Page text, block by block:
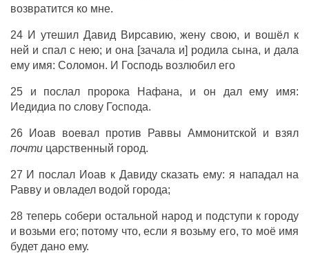
возвратится ко мне.
24 И утешил Давид Вирсавию, жену свою, и вошёл к
ней и спал с нею; и она [зачала и] родила сына, и дала
ему имя: Соломон. И Господь возлюбил его
25 и послал пророка Нафана, и он дал ему имя:
Иедидиа по слову Господа.
26 Иоав воевал против Раввы Аммонитской и взял
почтицарственный город.
27 И послал Иоав к Давиду сказать ему: я нападал на
Равву и овладел водой города;
28 теперь собери остальной народ и подступи к городу
и возьми его; потому что, если я возьму его, то моё имя
будет дано ему.